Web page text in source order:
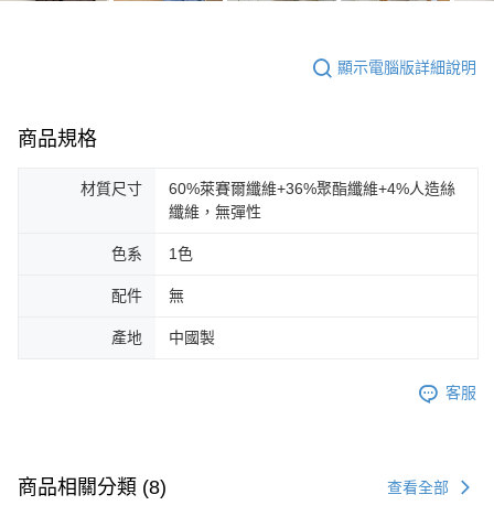
顯示電腦版詳細說明
商品規格
材質尺寸
60%萊賽爾纖維+36%聚酯纖維+4%人造絲
纖維，無彈性
色系 1色
配件 無
產地 中國製
客服
商品相關分類 (8) 查看全部